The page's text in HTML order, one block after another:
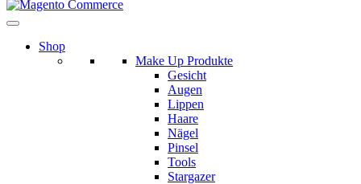
Shop
Make Up Produkte
Gesicht
Augen
Lippen
Haare
Nägel
Pinsel
Tools
Stargazer